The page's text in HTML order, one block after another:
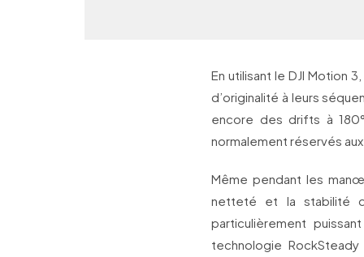
En utilisant le DJI Motion
d’originalité à leurs
encore des drifts à
normalement réservés
Même pendant les
netteté et la stabilité
particulièrement
technologie